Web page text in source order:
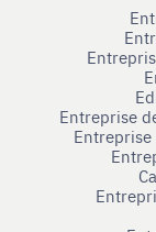
Entreprise
Entreprise